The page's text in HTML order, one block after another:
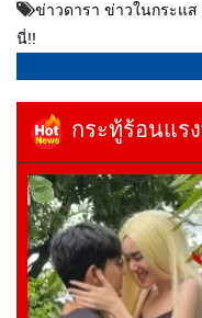
ข่าวดารา ข่าวในกระแส
นี่!!
กระทู้ร้อนแร